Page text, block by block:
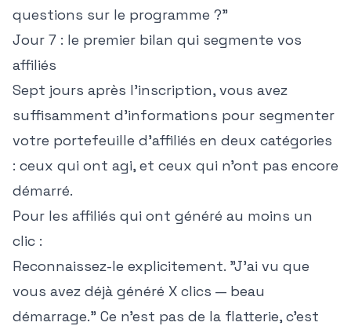
questions sur le programme ?"
Jour 7 : le premier bilan qui segmente vos
affiliés
Sept jours après l'inscription, vous avez
suffisamment d'informations pour segmenter
votre portefeuille d'affiliés en deux catégories
: ceux qui ont agi, et ceux qui n'ont pas encore
démarré.
Pour les affiliés qui ont généré au moins un
clic :
Reconnaissez-le explicitement. "J'ai vu que
vous avez déjà généré X clics — beau
démarrage." Ce n'est pas de la flatterie, c'est